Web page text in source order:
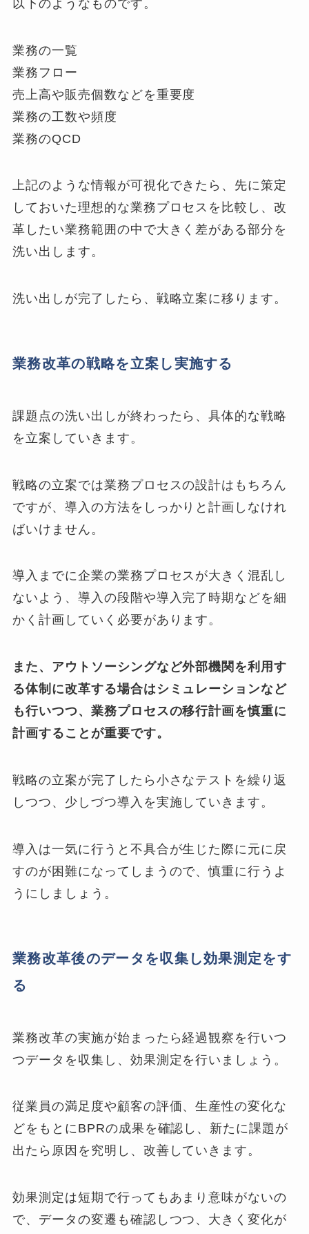
以下のようなものです。
業務の一覧
業務フロー
売上高や販売個数などを重要度
業務の工数や頻度
業務のQCD
上記のような情報が可視化できたら、先に策定
しておいた理想的な業務プロセスを比較し、改
革したい業務範囲の中で大きく差がある部分を
洗い出します。
洗い出しが完了したら、戦略立案に移ります。
業務改革の戦略を立案し実施する
課題点の洗い出しが終わったら、具体的な戦略
を立案していきます。
戦略の立案では業務プロセスの設計はもちろん
ですが、導入の方法をしっかりと計画しなけれ
ばいけません。
導入までに企業の業務プロセスが大きく混乱し
ないよう、導入の段階や導入完了時期などを細
かく計画していく必要があります。
また、アウトソーシングなど外部機関を利用す
る体制に改革する場合はシミュレーションなど
も行いつつ、業務プロセスの移行計画を慎重に
計画することが重要です。
戦略の立案が完了したら小さなテストを繰り返
しつつ、少しづつ導入を実施していきます。
導入は一気に行うと不具合が生じた際に元に戻
すのが困難になってしまうので、慎重に行うよ
うにしましょう。
業務改革後のデータを収集し効果測定をす
る
業務改革の実施が始まったら経過観察を行いつ
つデータを収集し、効果測定を行いましょう。
従業員の満足度や顧客の評価、生産性の変化な
どをもとにBPRの成果を確認し、新たに課題が
出たら原因を究明し、改善していきます。
効果測定は短期で行ってもあまり意味がないの
で、データの変遷も確認しつつ、大きく変化が